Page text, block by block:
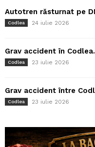
Autotren răsturnat pe
Codlea 24 iulie 2026
Grav accident în
Codlea 23 iulie 2026
Grav accident între
Codlea 23 iulie 2026